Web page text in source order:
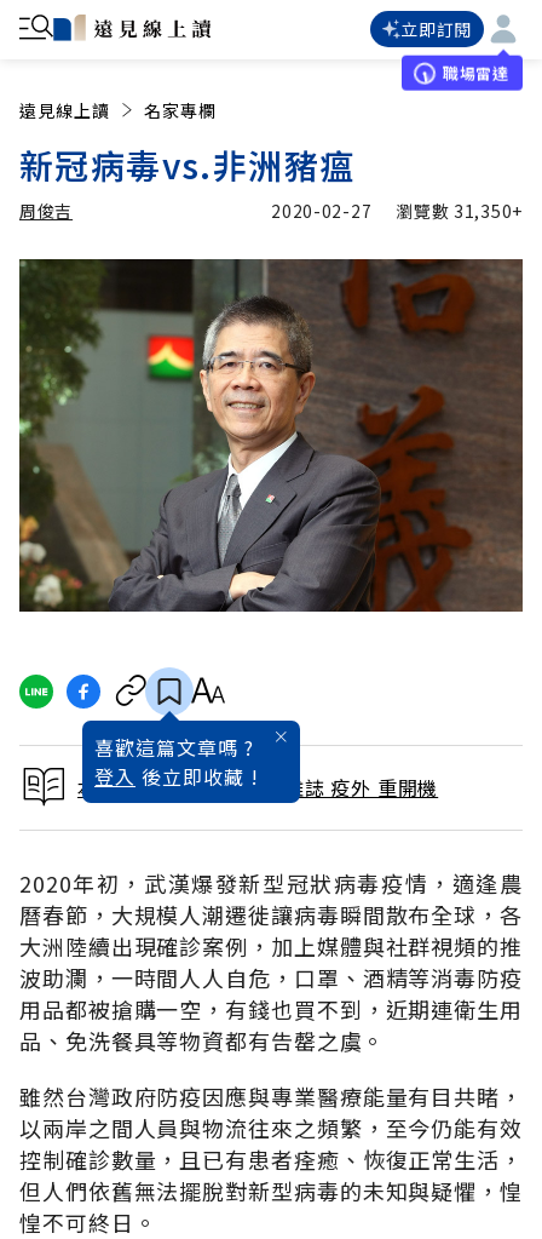
立即訂閱
職場雷達
遠見線上讀 名家專欄
新冠病毒vs.非洲豬瘟
周俊吉 2020-02-27 瀏覽數 31,350+
喜歡這篇文章嗎 ?
登入 後立即收藏 !
本文出自 2020 / 3月號雜誌 疫外 重開機
2020年初，武漢爆發新型冠狀病毒疫情，適逢農
曆春節，大規模人潮遷徙讓病毒瞬間散布全球，各
大洲陸續出現確診案例，加上媒體與社群視頻的推
波助瀾，一時間人人自危，口罩、酒精等消毒防疫
用品都被搶購一空，有錢也買不到，近期連衛生用
品、免洗餐具等物資都有告罄之虞。
雖然台灣政府防疫因應與專業醫療能量有目共睹，
以兩岸之間人員與物流往來之頻繁，至今仍能有效
控制確診數量，且已有患者痊癒、恢復正常生活，
但人們依舊無法擺脫對新型病毒的未知與疑懼，惶
惶不可終日。